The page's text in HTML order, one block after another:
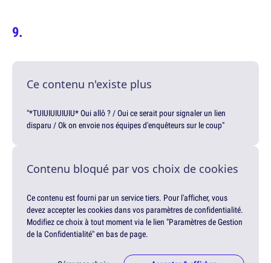
Ce contenu n'existe plus
"*TUIUIUIUIUIU* Oui allô ? / Oui ce serait pour signaler un lien
disparu / Ok on envoie nos équipes d'enquêteurs sur le coup"
Contenu bloqué par vos choix de cookies
Ce contenu est fourni par un service tiers. Pour l'afficher, vous
devez accepter les cookies dans vos paramètres de confidentialité.
Modifiez ce choix à tout moment via le lien "Paramètres de Gestion
de la Confidentialité" en bas de page.